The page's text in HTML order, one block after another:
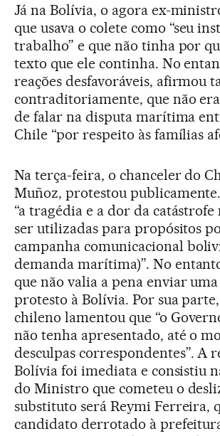
Já na Bolívia, o agora ex-
que usava o colete como “seu
trabalho” e que não tinha por
texto que ele continha. No
reações desfavoráveis, afirmou
contraditoriamente, que não
de falar na disputa marítima
Chile “por respeito às famílias
Na terça-feira, o chanceler do
Muñoz, protestou
“a tragédia e a dor da catástrofe
ser utilizadas para propósitos
campanha comunicacional
demanda marítima)”. No
que não valia a pena enviar
protesto à Bolívia. Por sua
chileno lamentou que “o
não tenha apresentado, até o
desculpas correspondentes”. A
Bolívia foi imediata e consistiu
do Ministro que cometeu o
substituto será Reymi Ferreira,
candidato derrotado à